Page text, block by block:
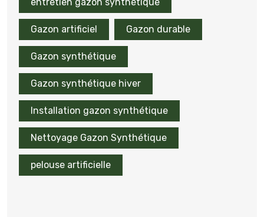
Gazon artificiel Gazon durable
Gazon synthétique
Gazon synthétique hiver
Installation gazon synthétique
Nettoyage Gazon Synthétique
pelouse artificielle